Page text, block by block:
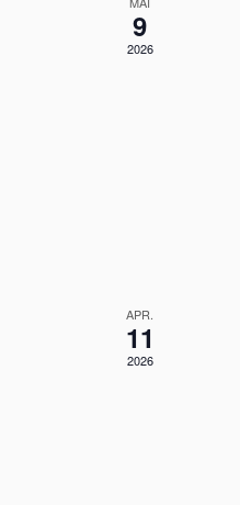
9
2026
APR.
11
2026